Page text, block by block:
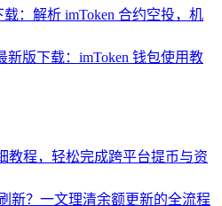
载：解析 imToken 合约空投，机
新版下载：imToken 钱包使用教
教程，轻松完成跨平台提币与资
新？一文理清余额更新的全流程